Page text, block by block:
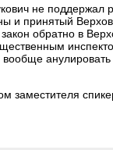
не поддержал
и принятый
обратно в
анулировать
заместителя